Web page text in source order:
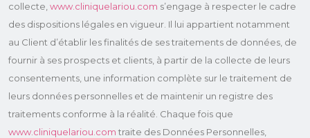
collecte, www.cliniquelariou.com s’engage à respecter le cadre
des dispositions légales en vigueur. Il lui appartient notamment
au Client d’établir les finalités de ses traitements de données, de
fournir à ses prospects et clients, à partir de la collecte de leurs
consentements, une information complète sur le traitement de
leurs données personnelles et de maintenir un registre des
traitements conforme à la réalité. Chaque fois que
www.cliniquelariou.com traite des Données Personnelles,